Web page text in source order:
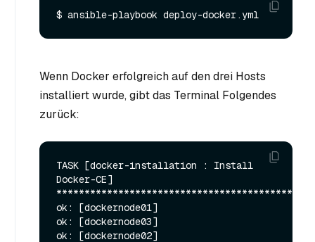
Wenn Docker erfolgreich auf den drei Hosts
installiert wurde, gibt das Terminal Folgendes
zurück:
TASK [docker-installation : Install
Docker-CE]
ok: [dockernode01]
ok: [dockernode03]
ok: [dockernode02]